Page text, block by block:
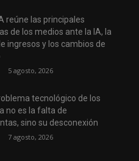
reúne las principales
de los medios ante la IA, la
ingresos y los cambios de
5 agosto, 2026
tecnológico de los
no es la falta de
sino su desconexión
7 agosto, 2026